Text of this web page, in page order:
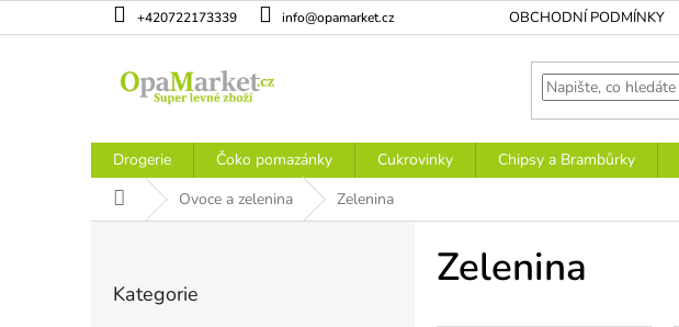
na
+420722173339 info@opamarket.cz OBCHODNÍ PODMÍNKY
Drogerie Čoko pomazánky Cukrovinky Chipsy a Brambůrky
Domů Ovoce a zelenina Zelenina
kategorie
Kategorie
Zelenina